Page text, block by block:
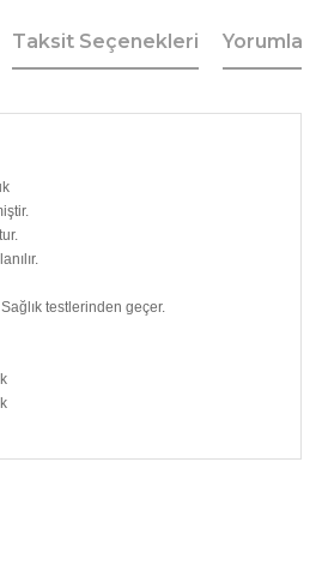
Taksit Seçenekleri Yorumlar
testlerinden geçer.